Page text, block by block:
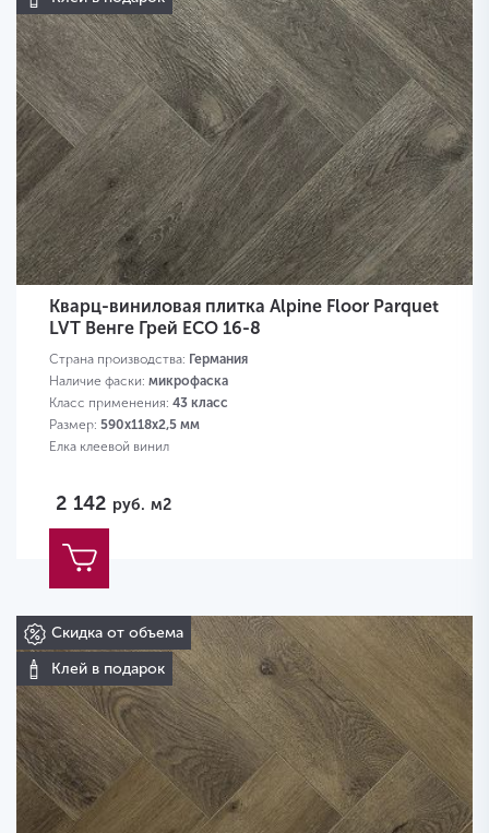
Кварц-виниловая плитка Alpine Floor Parquet
LVT Венге Грей ЕСО 16-8
Страна производства: Германия
Наличие фаски: микрофаска
Класс применения: 43 класс
Размер: 590х118х2,5 мм
Елка клеевой винил
2 142 руб. м2
Скидка от объема
Клей в подарок